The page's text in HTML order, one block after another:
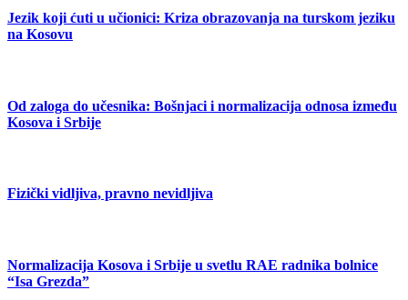
Jezik koji ćuti u učionici: Kriza obrazovanja na turskom jeziku
na Kosovu
Od zaloga do učesnika: Bošnjaci i normalizacija odnosa između
Kosova i Srbije
Fizički vidljiva, pravno nevidljiva
Normalizacija Kosova i Srbije u svetlu RAE radnika bolnice
“Isa Grezda”